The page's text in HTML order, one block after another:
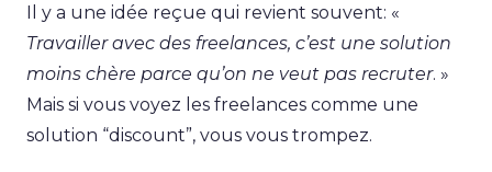
Il y a une idée reçue qui revient souvent: «
Travailler avec des freelances, c’est une solution
moins chère parce qu’on ne veut pas recruter. »
Mais si vous voyez les freelances comme une
solution “discount”, vous vous trompez.